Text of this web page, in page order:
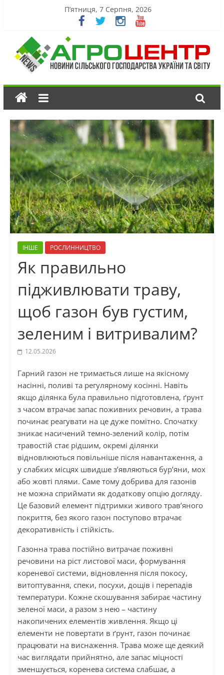
П’ятниця, 7 Серпня, 2026
ІНШЕ РОСЛИННИЦТВО
Як правильно
підживлювати траву,
щоб газон був густим,
зеленим і витривалим?
12.05.2026
Гарний газон не тримається лише на якісному
насінні, поливі та регулярному косінні. Навіть
якщо ділянка була правильно підготовлена, ґрунт
з часом втрачає запас поживних речовин, а трава
починає реагувати на це дуже помітно. Спочатку
зникає насичений темно-зелений колір, потім
травостій стає рідшим, окремі ділянки
відновлюються повільніше після навантаження, а
у слабких місцях швидше з’являються бур’яни, мох
або жовті плями. Саме тому добрива для газонів
не можна сприймати як додаткову опцію догляду.
Це базовий елемент підтримки живого трав’яного
покриття, без якого газон поступово втрачає
декоративність і стійкість.
Газонна трава постійно витрачає поживні
речовини на ріст листової маси, формування
кореневої системи, відновлення після покосу,
витоптування, спеки, посухи, дощів і перепадів
температури. Кожне скошування забирає частину
зеленої маси, а разом з нею – частину
накопичених елементів живлення. Якщо ці
елементи не повертати в ґрунт, газон починає
працювати на виснаження. Трава може ще деякий
час виглядати прийнятно, але запас міцності
зменшується, коренева система слабшає, а